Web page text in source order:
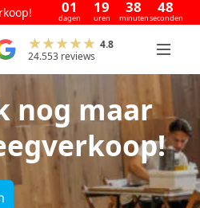
01
dagen
19
uren
38
minuten
45
seconden
4.8
24.553 reviews
nog maar